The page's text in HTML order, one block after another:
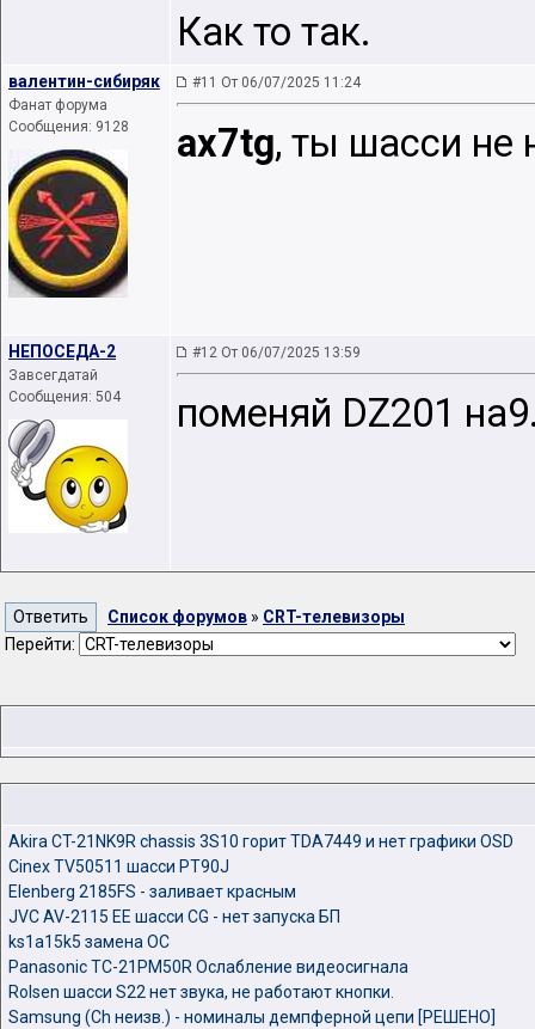
Как то так.
валентин-сибиряк
Фанат форума
Сообщения: 9128
#11 От 06/07/2025 11:24
ax7tg, ты шасси не
НЕПОСЕДА-2
Завсегдатай
Сообщения: 504
#12 От 06/07/2025 13:59
поменяй DZ201
Список форумов » CRT-телевизоры
Перейти:
Akira CT-21NK9R chassis 3S10 горит TDA7449 и нет графики OSD
Cinex TV50511 шасcи PT90J
Elenberg 2185FS - заливает красным
JVC AV-2115 EE шасси CG - нет запуска БП
ks1a15k5 замена ОС
Panasonic TC-21PM50R Ослабление видеосигнала
Rolsen шасси S22 нет звука, не работают кнопки.
Samsung (Ch неизв.) - номиналы демпферной цепи [РЕШЕНО]